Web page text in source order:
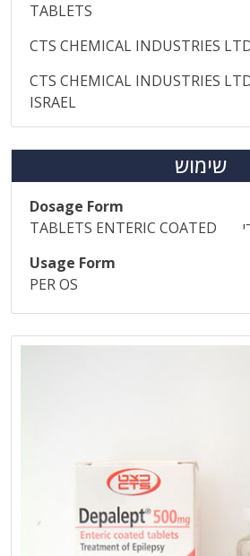
TABLETS
CTS CHEMICAL INDUSTRIES
CTS CHEMICAL INDUSTRIES
ISRAEL
שימוש
Dosage Form
TABLETS ENTERIC COATED
Usage Form
PER OS